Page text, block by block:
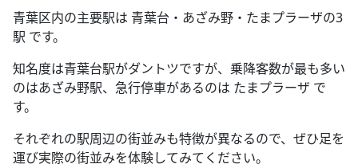
青葉区内の主要駅は 青葉台・あざみ野・たまプラーザの3
駅 です。
知名度は青葉台駅がダントツですが、乗降客数が最も多い
のはあざみ野駅、急行停車があるのは たまプラーザ で
す。
それぞれの駅周辺の街並みも特徴が異なるので、ぜひ足を
運び実際の街並みを体験してみてください。